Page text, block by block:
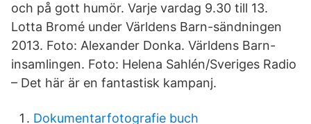
och på gott humör. Varje vardag 9.30 till 13.
Lotta Bromé under Världens Barn-sändningen
2013. Foto: Alexander Donka. Världens Barn-
insamlingen. Foto: Helena Sahlén/Sveriges Radio
– Det här är en fantastisk kampanj.
Dokumentarfotografie buch